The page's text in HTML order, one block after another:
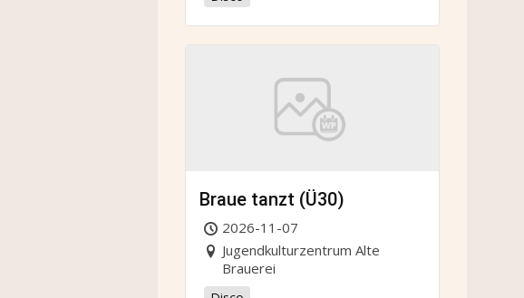
Braue tanzt (Ü30)
2026-11-07
Jugendkulturzentrum Alte
Brauerei